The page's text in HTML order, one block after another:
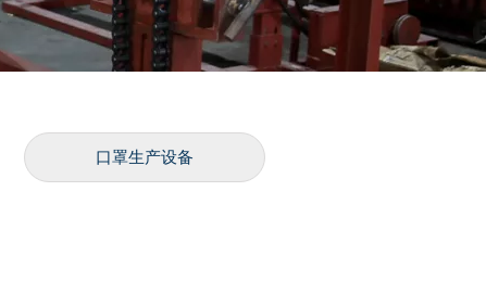
口罩生产设备